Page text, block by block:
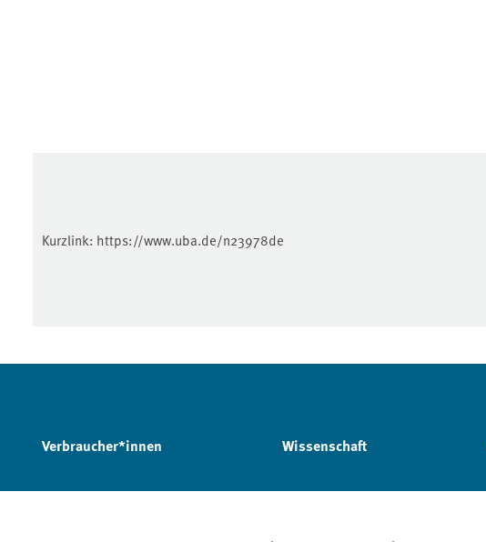
Kurzlink: https://www.uba.de/n23978de
Verbraucher*innen Wissenschaft